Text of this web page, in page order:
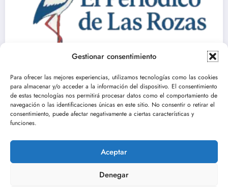
Gestionar consentimiento
Para ofrecer las mejores experiencias, utilizamos tecnologías como las cookies
para almacenar y/o acceder a la información del dispositivo. El consentimiento
de estas tecnologías nos permitirá procesar datos como el comportamiento de
navegación o las identificaciones únicas en este sitio. No consentir o retirar el
consentimiento, puede afectar negativamente a ciertas características y
funciones.
Aceptar
Denegar
Residencias para mayores en Las Rozas:
Constanza Sanchez